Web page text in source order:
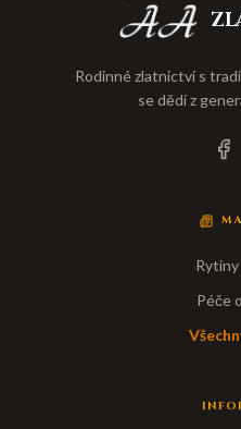
Rodinné zlatnictví s
se dědí z
Péče